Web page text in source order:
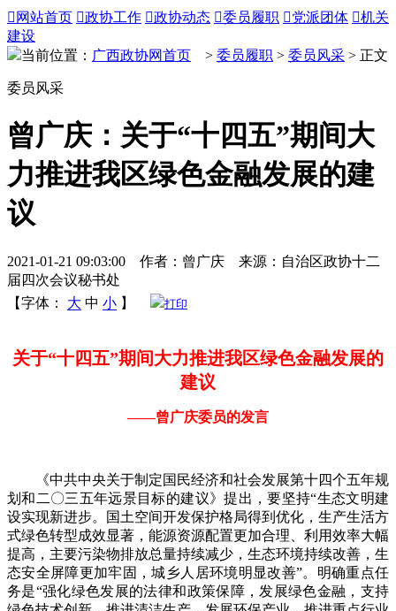
 网站首页 政协工作 政协动态 委员履职 党派团体 机关
建设
当前位置： 广西政协网首页 > 委员履职 > 委员风采 > 正文
委员风采
曾广庆：关于“十四五”期间大
力推进我区绿色金融发展的建
议
2021-01-21 09:03:00 作者：曾广庆 来源：自治区政协十二
届四次会议秘书处
【字体：
大 中 小 】 打印
关于“十四五”期间大力推进我区绿色金融发展的
建议
——曾广庆委员的发言
《中共中央关于制定国民经济和社会发展第十四个五年规
划和二〇三五年远景目标的建议》提出，要坚持“生态文明建
设实现新进步。国土空间开发保护格局得到优化，生产生活方
式绿色转型成效显著，能源资源配置更加合理、利用效率大幅
提高，主要污染物排放总量持续减少，生态环境持续改善，生
态安全屏障更加牢固，城乡人居环境明显改善”。明确重点任
务是“强化绿色发展的法律和政策保障，发展绿色金融，支持